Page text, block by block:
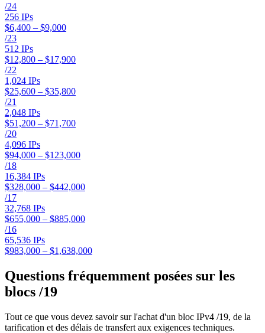
/24
256 IPs
$6,400 – $9,000
/23
512 IPs
$12,800 – $17,900
/22
1,024 IPs
$25,600 – $35,800
/21
2,048 IPs
$51,200 – $71,700
/20
4,096 IPs
$94,000 – $123,000
/18
16,384 IPs
$328,000 – $442,000
/17
32,768 IPs
$655,000 – $885,000
/16
65,536 IPs
$983,000 – $1,638,000
Questions fréquemment posées sur les
blocs /19
Tout ce que vous devez savoir sur l'achat d'un bloc IPv4 /19, de la
tarification et des délais de transfert aux exigences techniques.